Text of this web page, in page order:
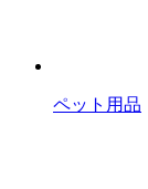
ペット用品